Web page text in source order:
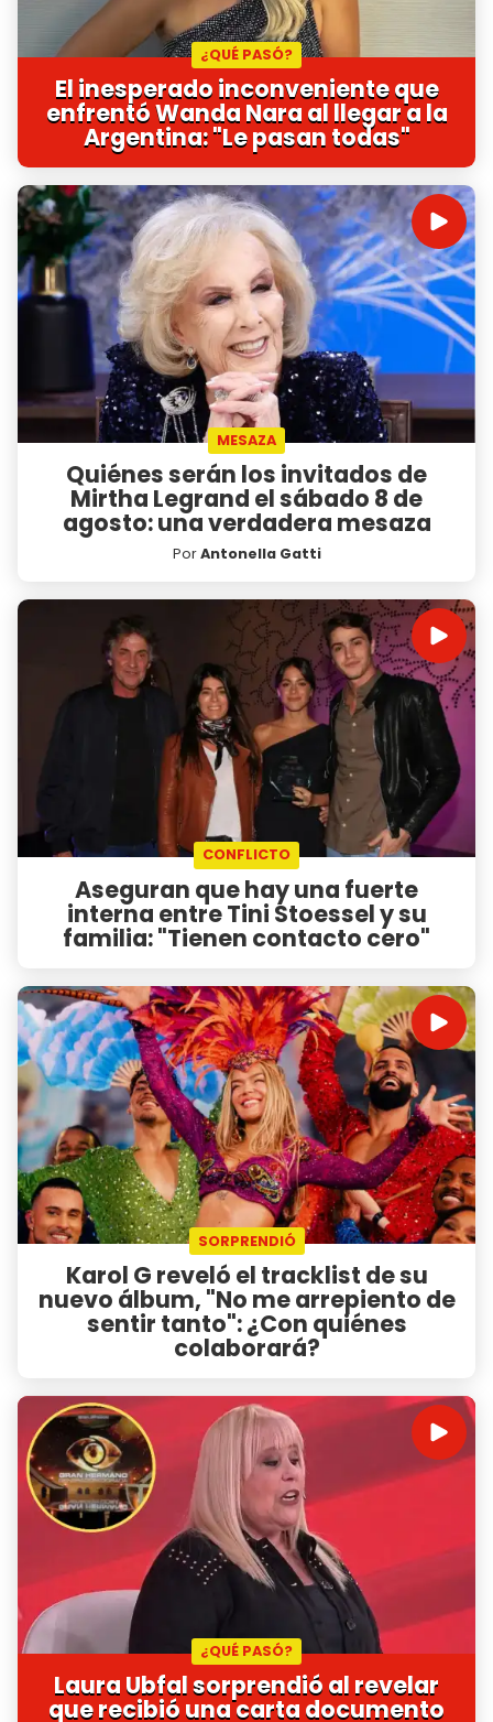
¿QUÉ PASÓ?
El inesperado inconveniente que
enfrentó Wanda Nara al llegar a la
Argentina: "Le pasan todas"
MESAZA
Quiénes serán los invitados de
Mirtha Legrand el sábado 8 de
agosto: una verdadera mesaza
PorAntonella Gatti
CONFLICTO
Aseguran que hay una fuerte
interna entre Tini Stoessel y su
familia: "Tienen contacto cero"
SORPRENDIÓ
Karol G reveló el tracklist de su
nuevo álbum, "No me arrepiento de
sentir tanto": ¿Con quiénes
colaborará?
¿QUÉ PASÓ?
Laura Ubfal sorprendió al revelar
que recibió una carta documento